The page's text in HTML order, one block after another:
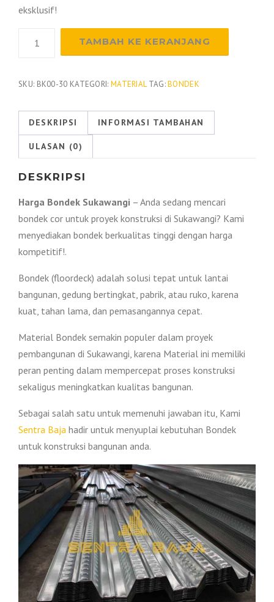
eksklusif!
Sukawangi
TAMBAH KE KERANJANG
SKU: BK00-30 KATEGORI: MATERIAL TAG:BONDEK
DESKRIPSI INFORMASI TAMBAHAN
ULASAN (0)
DESKRIPSI
Harga Bondek Sukawangi – Anda sedang mencari
bondek cor untuk proyek konstruksi di Sukawangi? Kami
menyediakan bondek berkualitas tinggi dengan harga
kompetitif!.
Bondek (floordeck) adalah solusi tepat untuk lantai
bangunan, gedung bertingkat, pabrik, atau ruko, karena
kuat, tahan lama, dan pemasangannya cepat.
Material Bondek semakin populer dalam proyek
pembangunan di Sukawangi, karena Material ini memiliki
peran penting dalam mempercepat proses konstruksi
sekaligus meningkatkan kualitas bangunan.
Sebagai salah satu untuk memenuhi jawaban itu, Kami
Sentra Baja hadir untuk menyuplai kebutuhan Bondek
untuk konstruksi bangunan anda.